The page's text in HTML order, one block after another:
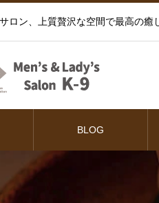
ロン、上質贅沢な空間で最高の癒
BLOG